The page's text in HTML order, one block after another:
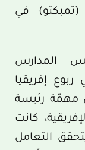
(تمبكتو) في
المدارس
إفريقيا
مهمّة رئيسة
كانت
التعامل